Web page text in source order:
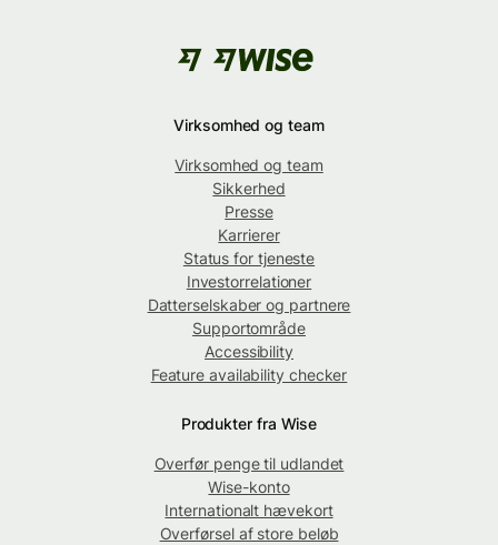
Virksomhed og team
Virksomhed og team
Sikkerhed
Presse
Karrierer
Status for tjeneste
Investorrelationer
Datterselskaber og partnere
Supportområde
Accessibility
Feature availability checker
Produkter fra Wise
Overfør penge til udlandet
Wise-konto
Internationalt hævekort
Overførsel af store beløb